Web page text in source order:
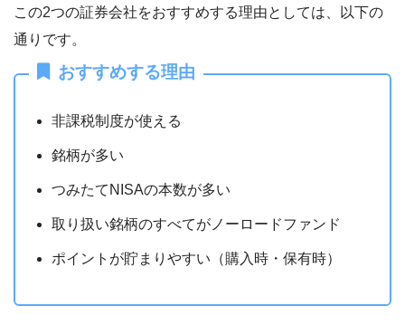
入金手数料
振替入金：0円
リアルタイム入金：0円
出金手数料 0円
NISA
〇
176本
iDeco 〇
Tポイント
投資信託の本数 2,665本
入金手数料
振込入金：各銀行の振込手数料
出金手数料 0円
つみたてNISA
この2つの証券会社をおすすめする理由としては、以下の
通りです。
おすすめする理由
非課税制度が使える
銘柄が多い
つみたてNISAの本数が多い
取り扱い銘柄のすべてがノーロードファンド
ポイントが貯まりやすい（購入時・保有時）